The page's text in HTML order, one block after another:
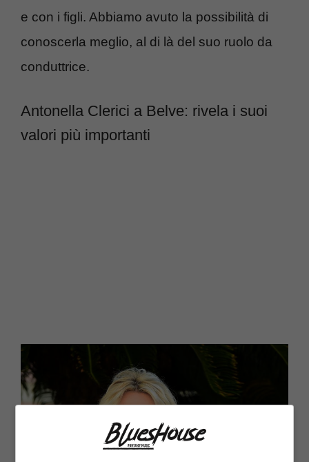
e con i figli. Abbiamo avuto la possibilità di
conoscerla meglio, al di là del suo ruolo da
conduttrice.
Antonella Clerici a Belve: rivela i suoi
valori più importanti